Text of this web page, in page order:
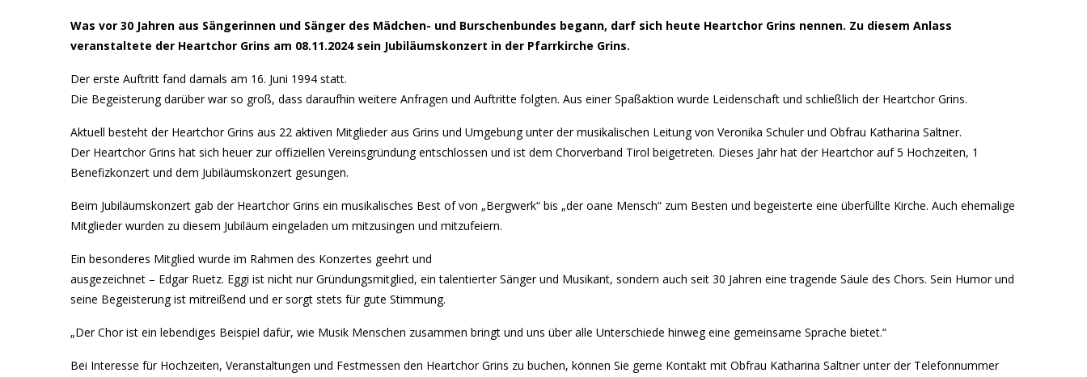
Was vor 30 Jahren aus Sängerinnen und Sänger des Mädchen- und Burschenbundes begann, darf sich heute Heartchor Grins nennen. Zu diesem Anlass
veranstaltete der Heartchor Grins am 08.11.2024 sein Jubiläumskonzert in der Pfarrkirche Grins.
Der erste Auftritt fand damals am 16. Juni 1994 statt.
Die Begeisterung darüber war so groß, dass daraufhin weitere Anfragen und Auftritte folgten. Aus einer Spaßaktion wurde Leidenschaft und schließlich der Heartchor Grins.
Aktuell besteht der Heartchor Grins aus 22 aktiven Mitglieder aus Grins und Umgebung unter der musikalischen Leitung von Veronika Schuler und Obfrau Katharina Saltner.
Der Heartchor Grins hat sich heuer zur offiziellen Vereinsgründung entschlossen und ist dem Chorverband Tirol beigetreten. Dieses Jahr hat der Heartchor auf 5 Hochzeiten, 1
Benefizkonzert und dem Jubiläumskonzert gesungen.
Beim Jubiläumskonzert gab der Heartchor Grins ein musikalisches Best of von „Bergwerk“ bis „der oane Mensch“ zum Besten und begeisterte eine überfüllte Kirche. Auch ehemalige
Mitglieder wurden zu diesem Jubiläum eingeladen um mitzusingen und mitzufeiern.
Ein besonderes Mitglied wurde im Rahmen des Konzertes geehrt und
ausgezeichnet – Edgar Ruetz. Eggi ist nicht nur Gründungsmitglied, ein talentierter Sänger und Musikant, sondern auch seit 30 Jahren eine tragende Säule des Chors. Sein Humor und
seine Begeisterung ist mitreißend und er sorgt stets für gute Stimmung.
„Der Chor ist ein lebendiges Beispiel dafür, wie Musik Menschen zusammen bringt und uns über alle Unterschiede hinweg eine gemeinsame Sprache bietet.“
Bei Interesse für Hochzeiten, Veranstaltungen und Festmessen den Heartchor Grins zu buchen, können Sie gerne Kontakt mit Obfrau Katharina Saltner unter der Telefonnummer